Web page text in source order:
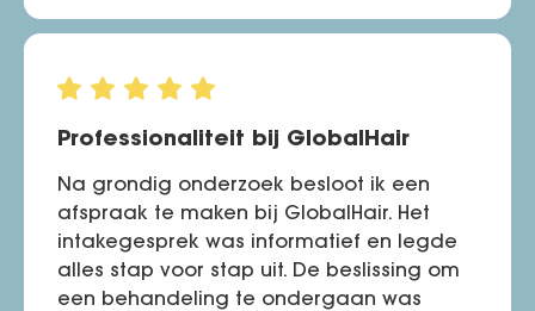
Professionaliteit bij GlobalHair
Na grondig onderzoek besloot ik een
afspraak te maken bij GlobalHair. Het
intakegesprek was informatief en legde
alles stap voor stap uit. De beslissing om
een behandeling te ondergaan was